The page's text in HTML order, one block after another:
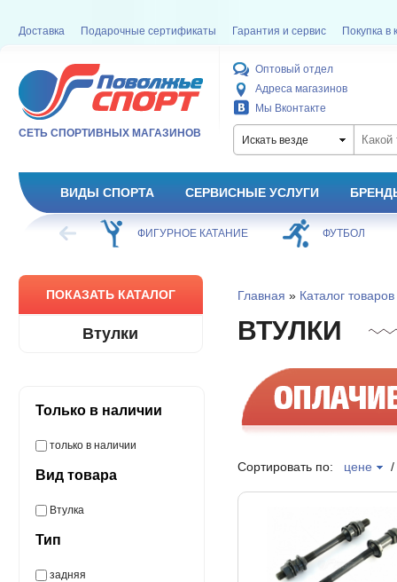
Доставка Подарочные сертификаты Гарантия и сервис Покупка в
СЕТЬ СПОРТИВНЫХ МАГАЗИНОВ
Оптовый отдел
Адреса магазинов
Мы Вконтакте
Искать везде
ВИДЫ СПОРТА СЕРВИСНЫЕ УСЛУГИ
КАТАНИЕ ФУТБОЛ БАСКЕТБОЛ
ПОКАЗАТЬ КАТАЛОГ
Втулки
Только в наличии
только в наличии
Вид товара
Втулка
Тип
задняя
Главная » Каталог товаров
ВТУЛКИ
Сортировать по: цене